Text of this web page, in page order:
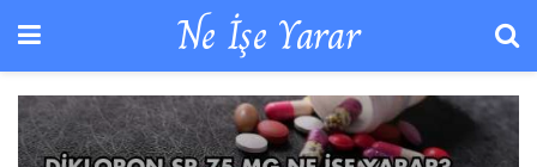
Ne İşe Yarar